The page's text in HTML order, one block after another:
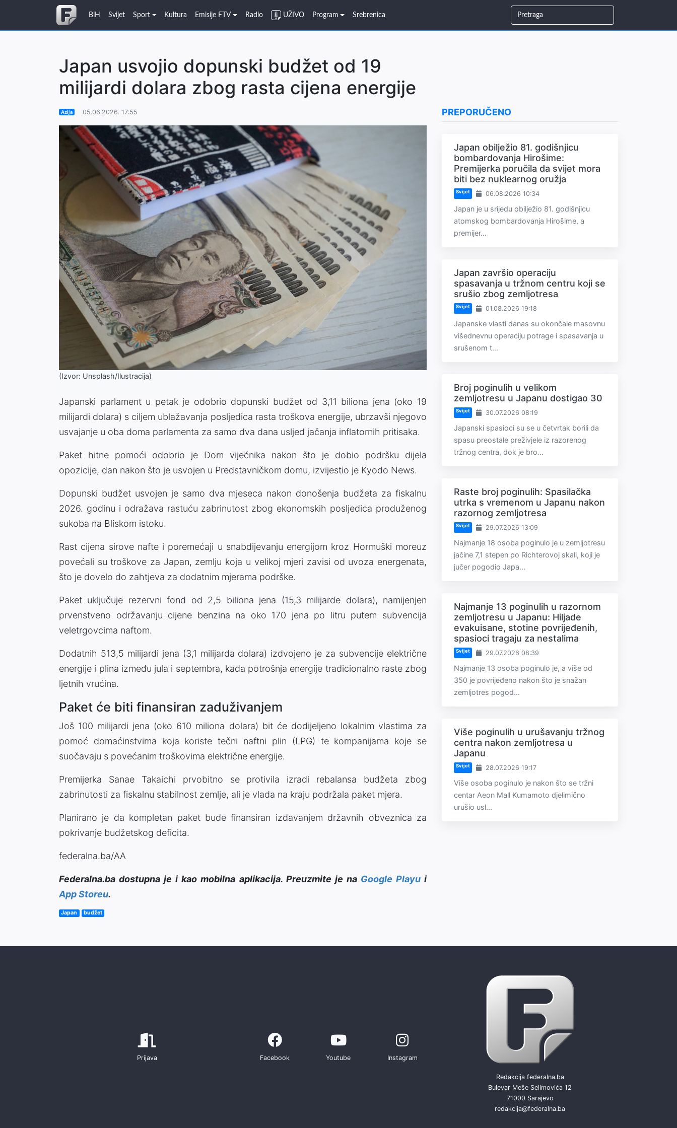
BiH Svijet Sport Kultura Emisije FTV Radio UŽIVO Program Srebrenica
Japan usvojio dopunski budžet od 19
milijardi dolara zbog rasta cijena energije
Azija 05.06.2026. 17:55
(Izvor: Unsplash/Ilustracija)
Japanski parlament u petak je odobrio dopunski budžet od 3,11 biliona jena (oko 19
milijardi dolara) s ciljem ublažavanja posljedica rasta troškova energije, ubrzavši njegovo
usvajanje u oba doma parlamenta za samo dva dana usljed jačanja inflatornih pritisaka.
Paket hitne pomoći odobrio je Dom vijećnika nakon što je dobio podršku dijela
opozicije, dan nakon što je usvojen u Predstavničkom domu, izvijestio je Kyodo News.
Dopunski budžet usvojen je samo dva mjeseca nakon donošenja budžeta za fiskalnu
2026. godinu i odražava rastuću zabrinutost zbog ekonomskih posljedica produženog
sukoba na Bliskom istoku.
Rast cijena sirove nafte i poremećaji u snabdijevanju energijom kroz Hormuški moreuz
povećali su troškove za Japan, zemlju koja u velikoj mjeri zavisi od uvoza energenata,
što je dovelo do zahtjeva za dodatnim mjerama podrške.
Paket uključuje rezervni fond od 2,5 biliona jena (15,3 milijarde dolara), namijenjen
prvenstveno održavanju cijene benzina na oko 170 jena po litru putem subvencija
veletrgovcima naftom.
Dodatnih 513,5 milijardi jena (3,1 milijarda dolara) izdvojeno je za subvencije električne
energije i plina između jula i septembra, kada potrošnja energije tradicionalno raste zbog
ljetnih vrućina.
Paket će biti finansiran zaduživanjem
Još 100 milijardi jena (oko 610 miliona dolara) bit će dodijeljeno lokalnim vlastima za
pomoć domaćinstvima koja koriste tečni naftni plin (LPG) te kompanijama koje se
suočavaju s povećanim troškovima električne energije.
Premijerka Sanae Takaichi prvobitno se protivila izradi rebalansa budžeta zbog
zabrinutosti za fiskalnu stabilnost zemlje, ali je vlada na kraju podržala paket mjera.
Planirano je da kompletan paket bude finansiran izdavanjem državnih obveznica za
pokrivanje budžetskog deficita.
federalna.ba/AA
Federalna.ba dostupna je i kao mobilna aplikacija. Preuzmite je na Google Playui
App Storeu.
Japan budžet
PREPORUČENO
Japan obilježio 81. godišnjicu
bombardovanja Hirošime:
Premijerka poručila da svijet mora
biti bez nuklearnog oružja
Svijet 06.08.2026 10:34
Japan je u srijedu obilježio 81. godišnjicu
atomskog bombardovanja Hirošime, a
premijer...
Japan završio operaciju
spasavanja u tržnom centru koji se
srušio zbog zemljotresa
Svijet 01.08.2026 19:18
Japanske vlasti danas su okončale masovnu
višednevnu operaciju potrage i spasavanja u
srušenom t...
Broj poginulih u velikom
zemljotresu u Japanu dostigao 30
Svijet 30.07.2026 08:19
Japanski spasioci su se u četvrtak borili da
spasu preostale preživjele iz razorenog
tržnog centra, dok je bro...
Raste broj poginulih: Spasilačka
utrka s vremenom u Japanu nakon
razornog zemljotresa
Svijet 29.07.2026 13:09
Najmanje 18 osoba poginulo je u zemljotresu
jačine 7,1 stepen po Richterovoj skali, koji je
jučer pogodio Japa...
Najmanje 13 poginulih u razornom
zemljotresu u Japanu: Hiljade
evakuisane, stotine povrijeđenih,
spasioci tragaju za nestalima
Svijet 29.07.2026 08:39
Najmanje 13 osoba poginulo je, a više od
350 je povrijeđeno nakon što je snažan
zemljotres pogod...
Više poginulih u urušavanju tržnog
centra nakon zemljotresa u
Japanu
Svijet 28.07.2026 19:17
Više osoba poginulo je nakon što se tržni
centar Aeon Mall Kumamoto djelimično
urušio usl...
Prijava Facebook Youtube Instagram
Redakcija federalna.ba
Bulevar Meše Selimovića 12
71000 Sarajevo
redakcija@federalna.ba